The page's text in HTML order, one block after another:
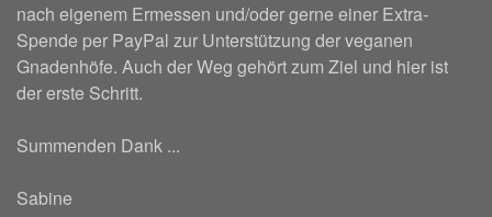
nach eigenem Ermessen und/oder gerne einer Extra-
Spende per PayPal zur Unterstützung der veganen
Gnadenhöfe. Auch der Weg gehört zum Ziel und hier ist
der erste Schritt.
Summenden Dank ...
Sabine